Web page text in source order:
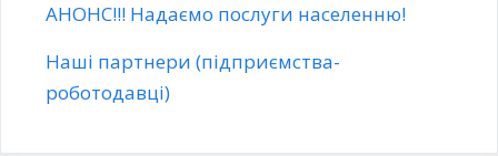
АНОНС!!! Надаємо послуги населенню!
Наші партнери (підприємства-
роботодавці)